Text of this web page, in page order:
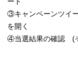
③キャンペーンツイ
を開く
④当選結果の確認 (そ